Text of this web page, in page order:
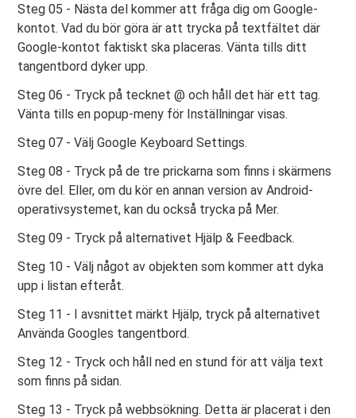
Steg 05 - Nästa del kommer att fråga dig om Google-
kontot. Vad du bör göra är att trycka på textfältet där
Google-kontot faktiskt ska placeras. Vänta tills ditt
tangentbord dyker upp.
Steg 06 - Tryck på tecknet @ och håll det här ett tag.
Vänta tills en popup-meny för Inställningar visas.
Steg 07 - Välj Google Keyboard Settings.
Steg 08 - Tryck på de tre prickarna som finns i skärmens
övre del. Eller, om du kör en annan version av Android-
operativsystemet, kan du också trycka på Mer.
Steg 09 - Tryck på alternativet Hjälp & Feedback.
Steg 10 - Välj något av objekten som kommer att dyka
upp i listan efteråt.
Steg 11 - I avsnittet märkt Hjälp, tryck på alternativet
Använda Googles tangentbord.
Steg 12 - Tryck och håll ned en stund för att välja text
som finns på sidan.
Steg 13 - Tryck på webbsökning. Detta är placerat i den